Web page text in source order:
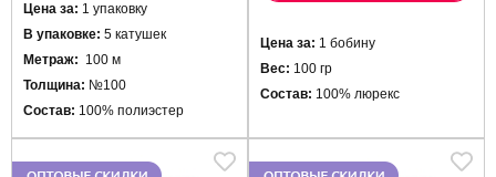
Цена за: 1 упаковку
В упаковке: 5 катушек
Метраж: 100 м
Толщина: №100
Состав: 100% полиэстер
Цена за: 1 бобину
Вес: 100 гр
Состав: 100% люрекс